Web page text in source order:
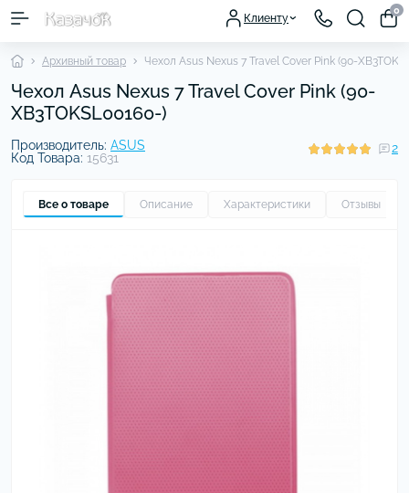
Клиенту
0
Архивный товар Чехол Asus Nexus 7 Travel Cover Pink (90-
Чехол Asus Nexus 7 Travel Cover Pink (90-
XB3TOKSL00160-)
Производитель: ASUS
Код Товара: 15631
2
Все о товаре Описание Характеристики Отзывы